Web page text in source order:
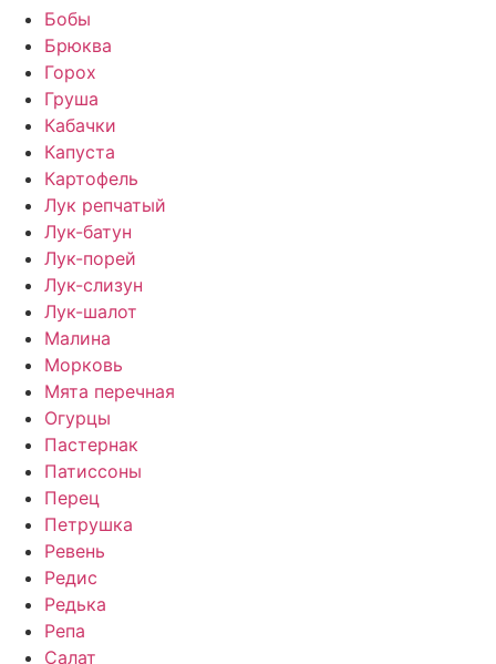
Бобы
Брюква
Горох
Груша
Кабачки
Капуста
Картофель
Лук репчатый
Лук-батун
Лук-порей
Лук-слизун
Лук-шалот
Малина
Морковь
Мята перечная
Огурцы
Пастернак
Патиссоны
Перец
Петрушка
Ревень
Редис
Редька
Репа
Салат